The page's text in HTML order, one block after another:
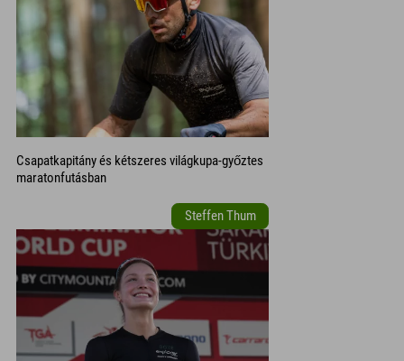
Csapatkapitány és kétszeres világkupa-győztes
maratonfutásban
Steffen Thum